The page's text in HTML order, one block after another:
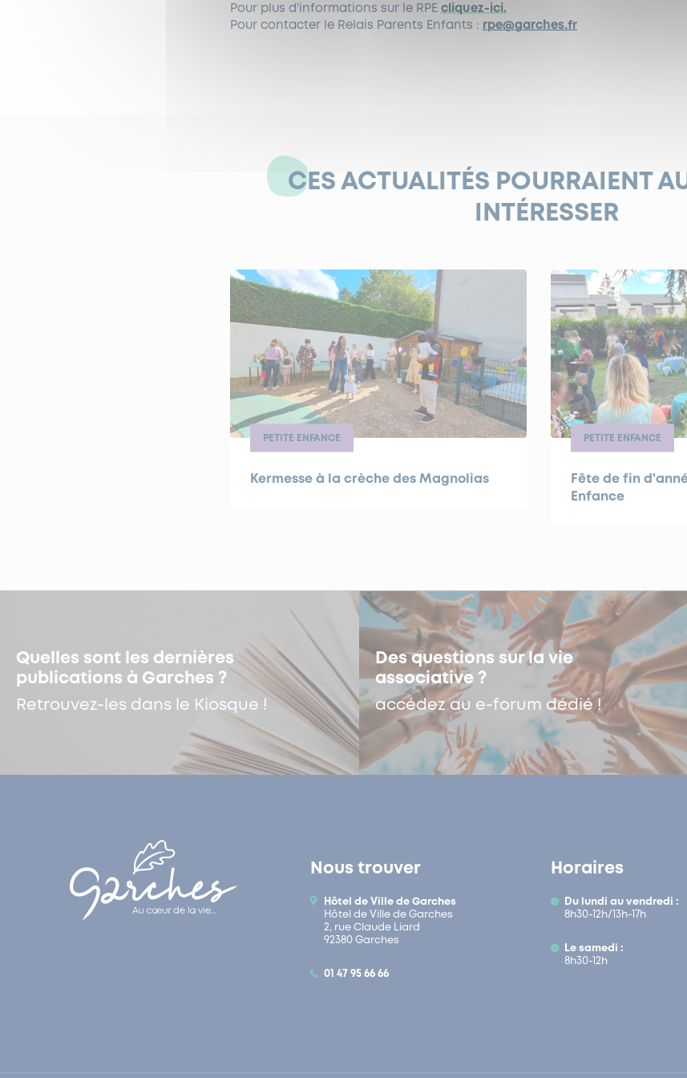
Pour plus d’informations sur le RPE cliquez-ici.
Pour contacter le Relais Parents Enfants : rpe@garches.fr
CES ACTUALITÉS POURRAIENT
INTÉRESSER
PETITE ENFANCE
Kermesse à la crèche des Magnolias
PETITE ENFANCE
Fête de fin
Enfance
Quelles sont les dernières
publications à Garches ?
Retrouvez-les dans le Kiosque !
Des questions sur la vie
associative ?
accédez au e-forum dédié !
Nous trouver
Hôtel de Ville de Garches
Hôtel de Ville de Garches
2, rue Claude Liard
92380 Garches
01 47 95 66 66
Horaires
Du lundi au vendredi :
8h30-12h/13h-17h
Le samedi :
8h30-12h